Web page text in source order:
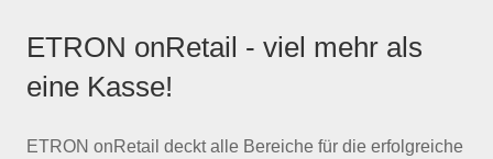
ETRON onRetail - viel mehr als
eine Kasse!
ETRON onRetail deckt alle Bereiche für die erfolgreiche